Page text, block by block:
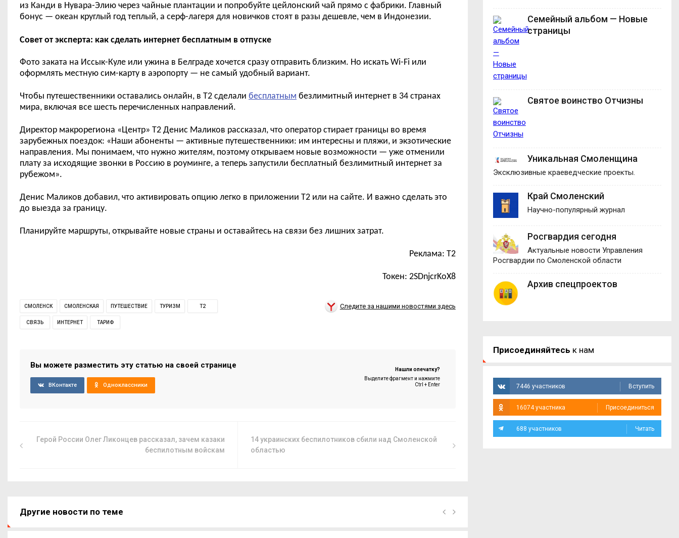
из Канди в Нувара-Элию через чайные плантации и попробуйте цейлонский чай прямо с фабрики. Главный
бонус — океан круглый год теплый, а серф-лагеря для новичков стоят в разы дешевле, чем в Индонезии.
Совет от эксперта: как сделать интернет бесплатным в отпуске
Фото заката на Иссык-Куле или ужина в Белграде хочется сразу отправить близким. Но искать Wi-Fi или
оформлять местную сим-карту в аэропорту — не самый удобный вариант.
Чтобы путешественники оставались онлайн, в T2 сделали бесплатным безлимитный интернет в 34 странах
мира, включая все шесть перечисленных направлений.
Директор макрорегиона «Центр» T2 Денис Маликов рассказал, что оператор стирает границы во время
зарубежных поездок: «Наши абоненты — активные путешественники: им интересны и пляжи, и экзотические
направления. Мы понимаем, что нужно жителям, поэтому открываем новые возможности — уже отменили
плату за исходящие звонки в Россию в роуминге, а теперь запустили бесплатный безлимитный интернет за
рубежом».
Денис Маликов добавил, что активировать опцию легко в приложении T2 или на сайте. И важно сделать это
до выезда за границу.
Планируйте маршруты, открывайте новые страны и оставайтесь на связи без лишних затрат.
Реклама: T2
Токен: 2SDnjcrKoX8
СМОЛЕНСК СМОЛЕНСКАЯ ПУТЕШЕСТВИЕ ТУРИЗМ T2
СВЯЗЬ ИНТЕРНЕТ ТАРИФ
Следите за нашими новостями здесь
Вы можете разместить эту статью на своей странице
ВКонтакте Одноклассники
Нашли опечатку?
Выделите фрагмент и нажмите
Ctrl + Enter
Герой России Олег Ликонцев рассказал, зачем казаки
беспилотным войскам
14 украинских беспилотников сбили над Смоленской
областью
Другие новости по теме
Семейный альбом — Новые
страницы
Святое воинство Отчизны
Уникальная Смоленщина
Эксклюзивные краеведческие проекты.
Край Смоленский
Научно-популярный журнал
Росгвардия сегодня
Актуальные новости Управления
Росгвардии по Смоленской области
Архив спецпроектов
Присоединяйтесь к нам
7446 участников Вступить
16074 участника Присоединиться
688 участников Читать